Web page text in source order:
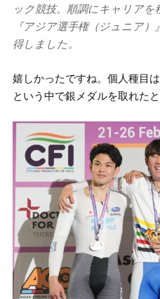
ック競技。順調にキャリア
『アジア選手権（ジュニア
得しました。
嬉しかったですね。個人種目
という中で銀メダルを取れた